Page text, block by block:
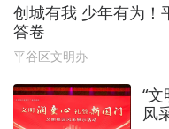
创城有我 少年有为！
答卷
平谷区文明办
“
风